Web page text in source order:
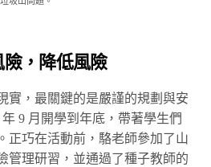
，降低風險
實，最關鍵的是嚴謹的規劃與安
9 月開學到年底，帶著學生們
正巧在活動前，駱老師參加了山
管理研習，並通過了種子教師的